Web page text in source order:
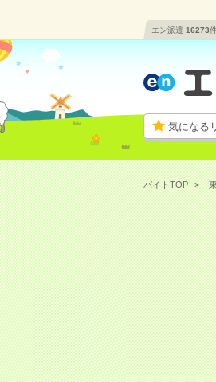
エン派遣 16273
気になる
バイトTOP